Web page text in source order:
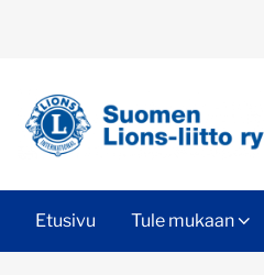
Etusivu Tule mukaan